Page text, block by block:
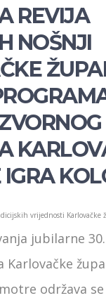
REVIJA
NOŠNJI
vrijednosti Karlovačke
jubilarne
održava